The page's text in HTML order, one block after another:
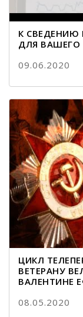
К СВЕДЕНИЮ
ДЛЯ ВАШЕГО
09.06.2020
ЦИКЛ
ВЕТЕРАНУ
ВАЛЕНТИНЕ
08.05.2020